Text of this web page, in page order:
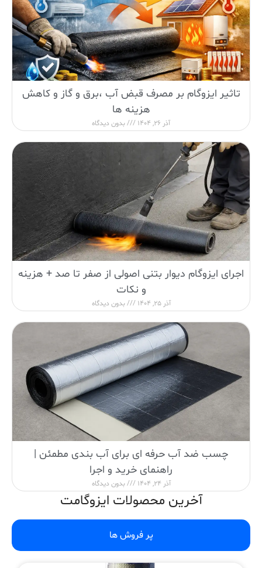
تاثیر ایزوگام بر مصرف قبض آب ،برق و گاز و کاهش
هزینه ها
آذر 26, 1404 بدون دیدگاه
اجرای ایزوگام دیوار بتنی اصولی از صفر تا صد + هزینه
و نکات
آذر 25, 1404 بدون دیدگاه
چسب ضد آب حرفه ای برای آب بندی مطمئن |
راهنمای خرید و اجرا
آذر 24, 1404 بدون دیدگاه
آخرین محصولات ایزوگامت
پر فروش ها